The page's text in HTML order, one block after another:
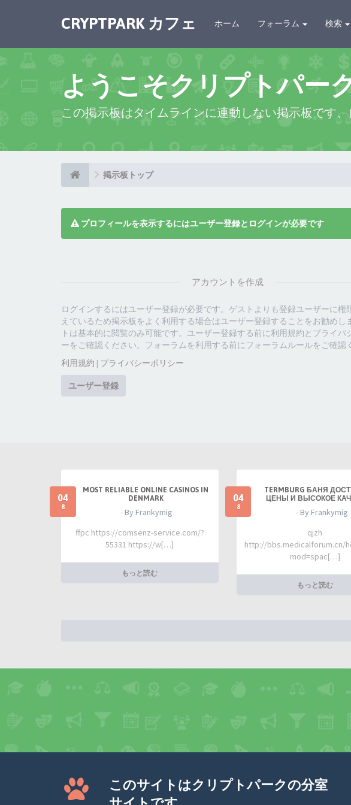
CRYPTPARK カフェ ホーム フォーラム 検索
ようこそクリプトパー
この掲示板はタイムラインに連動しない掲示板です
掲示板トップ
プロフィールを表示するにはユーザー登録とログインが必要です
アカウントを作成
ログインするにはユーザー登録が必要です。ゲストよりも登録ユーザーに権
えているため掲示板をよく利用する場合はユーザー登録することをお勧めし
トは基本的に閲覧のみ可能です。ユーザー登録する前に利用規約とプライバ
ーをご確認ください。フォーラムを利用する前にフォーラムルールをご確認
利用規約 | プライバシーポリシー
ユーザー登録
04
8
MOST RELIABLE ONLINE CASINOS IN
DENMARK
- By Frankymig
ffpc https://comsenz-service.com/?
55331 https://w[…]
もっと読む
04
8
TERMBURG БАНЯ
ЦЕНЫ И ВЫСОКОЕ
- By Frankymig
qjzh
http://bbs.medicalforum.cn/
mod=spac[…]
もっと読む
このサイトはクリプトパークの分室